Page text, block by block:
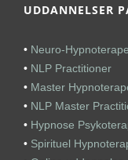
UDDANNELSER
• Neuro-
• NLP Practitioner
• Master
• NLP Master
• Hypnose
• Spirituel